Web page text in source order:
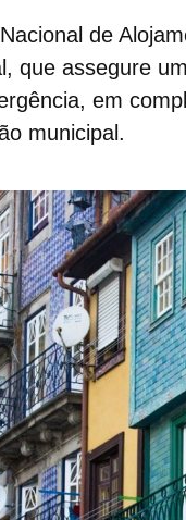
de
que assegure
em
municipal.